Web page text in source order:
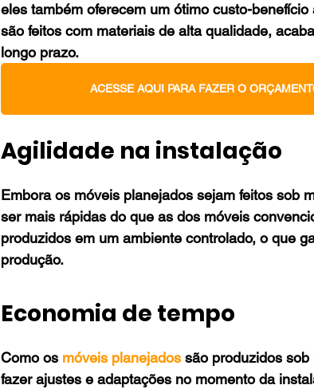
eles também oferecem um ótimo custo-
são feitos com materiais de alta qualidade,
longo prazo.
ACESSE AQUI PARA FAZER O
Agilidade na instalação
Embora os móveis planejados sejam feitos sob
ser mais rápidas do que as dos móveis
produzidos em um ambiente controlado, o que
produção.
Economia de tempo
Como os móveis planejados são produzidos
fazer ajustes e adaptações no momento da